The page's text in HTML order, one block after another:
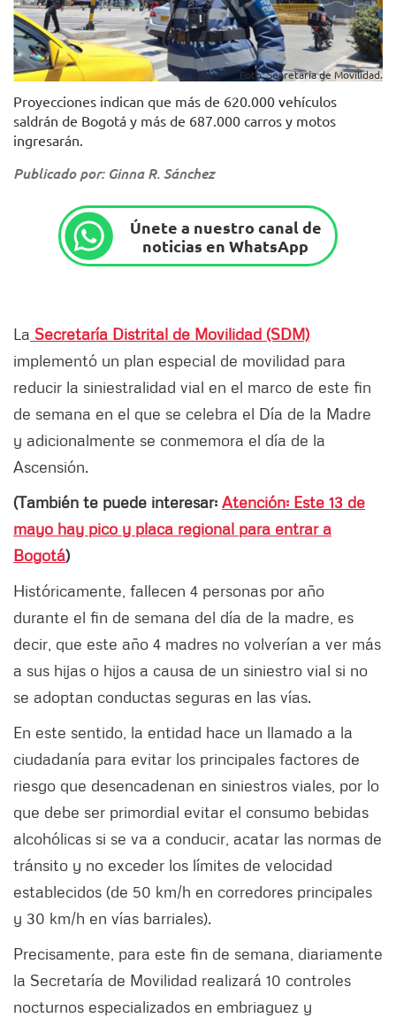
Foto: Secretaría de Movilidad.
Proyecciones indican que más de 620.000 vehículos
saldrán de Bogotá y más de 687.000 carros y motos
ingresarán.
Publicado por: Ginna R. Sánchez
Únete a nuestro canal de
noticias en WhatsApp
La Secretaría Distrital de Movilidad (SDM)
implementó un plan especial de movilidad para
reducir la siniestralidad vial en el marco de este fin
de semana en el que se celebra el Día de la Madre
y adicionalmente se conmemora el día de la
Ascensión.
(También te puede interesar: Atención: Este 13 de
mayo hay pico y placa regional para entrar a
Bogotá)
Históricamente, fallecen 4 personas por año
durante el fin de semana del día de la madre, es
decir, que este año 4 madres no volverían a ver más
a sus hijas o hijos a causa de un siniestro vial si no
se adoptan conductas seguras en las vías.
En este sentido, la entidad hace un llamado a la
ciudadanía para evitar los principales factores de
riesgo que desencadenan en siniestros viales, por lo
que debe ser primordial evitar el consumo bebidas
alcohólicas si se va a conducir, acatar las normas de
tránsito y no exceder los límites de velocidad
establecidos (de 50 km/h en corredores principales
y 30 km/h en vías barriales).
Precisamente, para este fin de semana, diariamente
la Secretaría de Movilidad realizará 10 controles
nocturnos especializados en embriaguez y